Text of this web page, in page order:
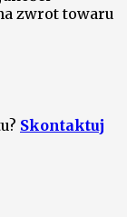
zwrot towaru
Skontaktuj